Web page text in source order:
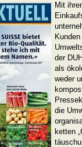
Mit
der
als
weder
die
ketten